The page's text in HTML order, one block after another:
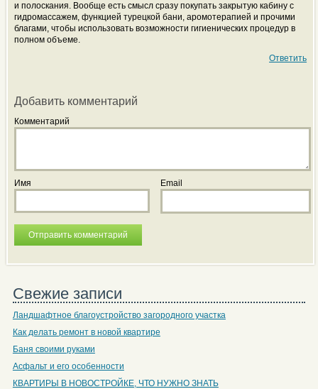
и полоскания. Вообще есть смысл сразу покупать закрытую кабину с
гидромассажем, функцией турецкой бани, аромотерапией и прочими
благами, чтобы использовать возможности гигиенических процедур в
полном объеме.
Ответить
Добавить комментарий
Комментарий
Имя Email
Свежие записи
Ландшафтное благоустройство загородного участка
Как делать ремонт в новой квартире
Баня своими руками
Асфальт и его особенности
КВАРТИРЫ В НОВОСТРОЙКЕ, ЧТО НУЖНО ЗНАТЬ